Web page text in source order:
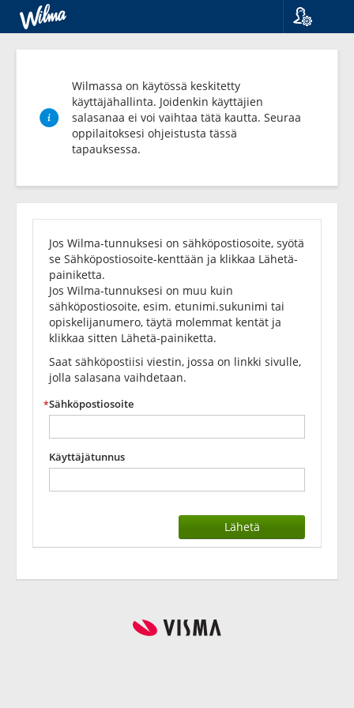
Wilmassa on käytössä keskitetty
käyttäjähallinta. Joidenkin käyttäjien
salasanaa ei voi vaihtaa tätä kautta. Seuraa
oppilaitoksesi ohjeistusta tässä
tapauksessa.
Unohditko
salasanasi?
Jos Wilma-tunnuksesi on sähköpostiosoite, syötä
se Sähköpostiosoite-kenttään ja klikkaa Lähetä-
painiketta.
Jos Wilma-tunnuksesi on muu kuin
sähköpostiosoite, esim. etunimi.sukunimi tai
opiskelijanumero, täytä molemmat kentät ja
klikkaa sitten Lähetä-painiketta.
Saat sähköpostiisi viestin, jossa on linkki sivulle,
jolla salasana vaihdetaan.
Sähköpostiosoite
Käyttäjätunnus